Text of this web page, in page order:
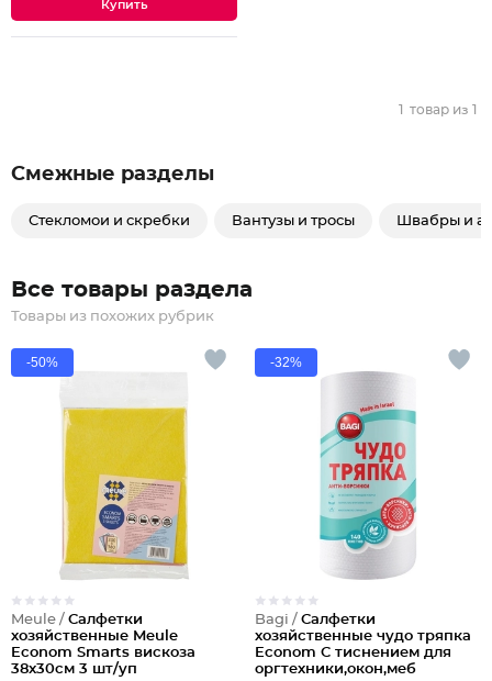
1 товар из 1
Смежные разделы
Стекломои и скребки Вантузы и тросы Швабры и
Все товары раздела
Товары из похожих рубрик
-50%
Meule / Салфетки
хозяйственные Meule
Econom Smarts вискоза
38x30см 3 шт/уп
-32%
Bagi / Салфетки
хозяйственные чудо тряпка
Econom C тиснением для
оргтехники,окон,меб